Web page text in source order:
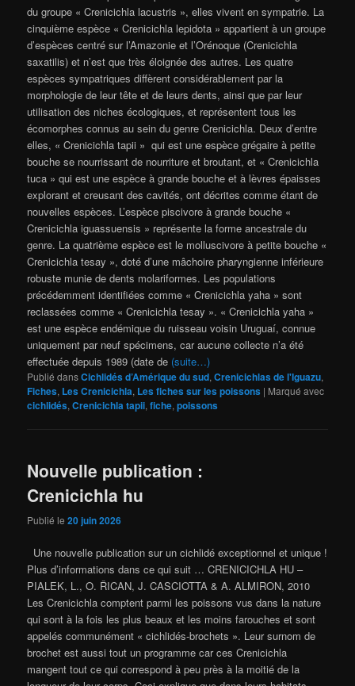
du groupe « Crenicichla lacustris », elles vivent en sympatrie. La
cinquième espèce « Crenicichla lepidota » appartient à un groupe
d’espèces centré sur l’Amazonie et l’Orénoque (Crenicichla
saxatilis) et n’est que très éloignée des autres. Les quatre
espèces sympatriques diffèrent considérablement par la
morphologie de leur tête et de leurs dents, ainsi que par leur
utilisation des niches écologiques, et représentent tous les
écomorphes connus au sein du genre Crenicichla. Deux d’entre
elles, « Crenicichla tapii » qui est une espèce grégaire à petite
bouche se nourrissant de nourriture et broutant, et « Crenicichla
tuca » qui est une espèce à grande bouche et à lèvres épaisses
explorant et creusant des cavités, ont décrites comme étant de
nouvelles espèces. L’espèce piscivore à grande bouche «
Crenicichla iguassuensis » représente la forme ancestrale du
genre. La quatrième espèce est le molluscivore à petite bouche «
Crenicichla tesay », doté d’une mâchoire pharyngienne inférieure
robuste munie de dents molariformes. Les populations
précédemment identifiées comme « Crenicichla yaha » sont
reclassées comme « Crenicichla tesay ». « Crenicichla yaha »
est une espèce endémique du ruisseau voisin Uruguaí, connue
uniquement par neuf spécimens, car aucune collecte n’a été
effectuée depuis 1989 (date de (suite…)
Publié dansCichlidés d’Amérique du sud,Crenicichlas de l'Iguazu,
Fiches, Les Crenicichla, Les fiches sur les poissons | Marqué avec
cichlidés,Crenicichla tapii,fiche,poissons
Nouvelle publication :
Crenicichla hu
Publié le20 juin 2026
Une nouvelle publication sur un cichlidé exceptionnel et unique !
Plus d’informations dans ce qui suit … CRENICICHLA HU –
PIALEK, L., O. ŘICAN, J. CASCIOTTA & A. ALMIRON, 2010
Les Crenicichla comptent parmi les poissons vus dans la nature
qui sont à la fois les plus beaux et les moins farouches et sont
appelés communément « cichlidés-brochets ». Leur surnom de
brochet est aussi tout un programme car ces Crenicichla
mangent tout ce qui correspond à peu près à la moitié de la